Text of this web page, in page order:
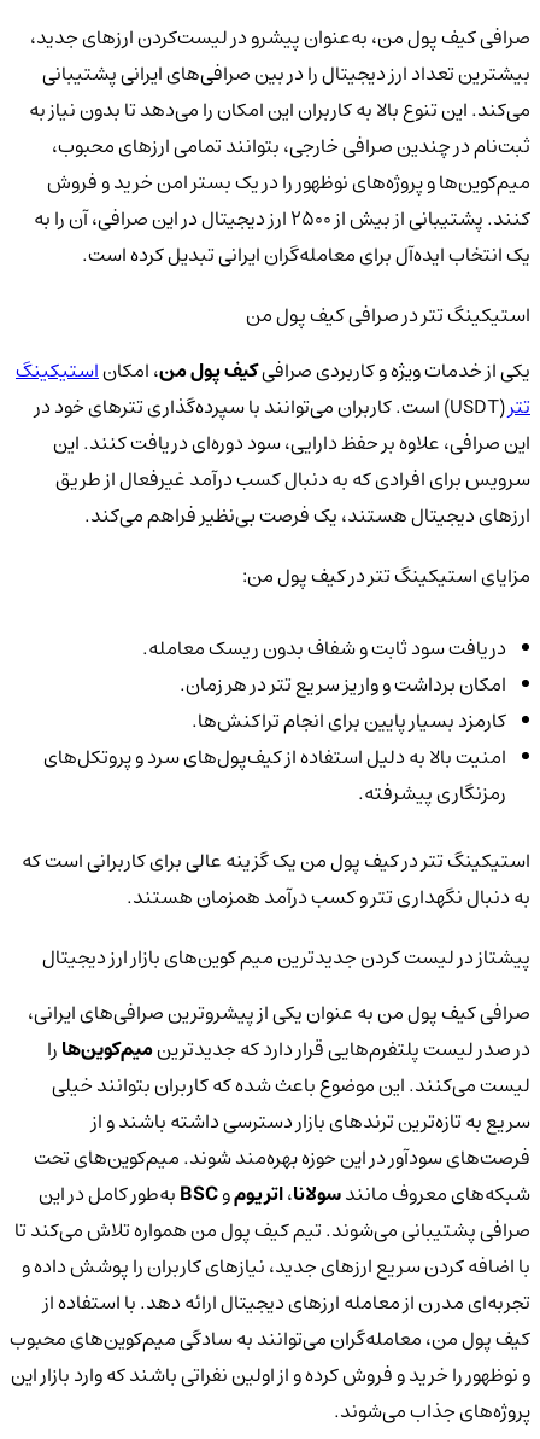
صرافی کیف پول من، به‌عنوان پیشرو در لیست‌کردن ارزهای جدید،
بیشترین تعداد ارز دیجیتال را در بین صرافی‌های ایرانی پشتیبانی
می‌کند. این تنوع بالا به کاربران این امکان را می‌دهد تا بدون نیاز به
ثبت‌نام در چندین صرافی خارجی، بتوانند تمامی ارزهای محبوب،
میم‌کوین‌ها و پروژه‌های نوظهور را در یک بستر امن خرید و فروش
کنند. پشتیبانی از بیش از ۲۵۰۰ ارز دیجیتال در این صرافی، آن را به
یک انتخاب ایده‌آل برای معامله‌گران ایرانی تبدیل کرده است.
استیکینگ تتر در صرافی کیف پول من
یکی از خدمات ویژه و کاربردی صرافیکیف پول من، امکاناستیکینگ
تتر
(USDT) است. کاربران می‌توانند با سپرده‌گذاری تترهای خود در
این صرافی، علاوه بر حفظ دارایی، سود دوره‌ای دریافت کنند. این
سرویس برای افرادی که به دنبال کسب درآمد غیرفعال از طریق
ارزهای دیجیتال هستند، یک فرصت بی‌نظیر فراهم می‌کند.
مزایای استیکینگ تتر در کیف پول من:
دریافت سود ثابت و شفاف بدون ریسک معامله.
امکان برداشت و واریز سریع تتر در هر زمان.
کارمزد بسیار پایین برای انجام تراکنش‌ها.
امنیت بالا به دلیل استفاده از کیف‌پول‌های سرد و پروتکل‌های
رمزنگاری پیشرفته.
استیکینگ تتر در کیف پول من یک گزینه عالی برای کاربرانی است که
به دنبال نگهداری تتر و کسب درآمد همزمان هستند.
پیشتاز در لیست کردن جدیدترین میم کوین‌های بازار ارز دیجیتال
صرافی کیف پول من به عنوان یکی از پیشروترین صرافی‌های ایرانی،
در صدر لیست پلتفرم‌هایی قرار دارد که جدیدترینمیم‌کوین‌هارا
لیست می‌کنند. این موضوع باعث شده که کاربران بتوانند خیلی
سریع به تازه‌ترین ترندهای بازار دسترسی داشته باشند و از
فرصت‌های سودآور در این حوزه بهره‌مند شوند. میم‌کوین‌های تحت
شبکه‌های معروف مانندسولانا،اتریوموBSCبه‌طور کامل در این
صرافی پشتیبانی می‌شوند. تیم کیف پول من همواره تلاش می‌کند تا
با اضافه کردن سریع ارزهای جدید، نیازهای کاربران را پوشش داده و
تجربه‌ای مدرن از معامله ارزهای دیجیتال ارائه دهد. با استفاده از
کیف پول من، معامله‌گران می‌توانند به سادگی میم‌کوین‌های محبوب
و نوظهور را خرید و فروش کرده و از اولین نفراتی باشند که وارد بازار این
پروژه‌های جذاب می‌شوند.